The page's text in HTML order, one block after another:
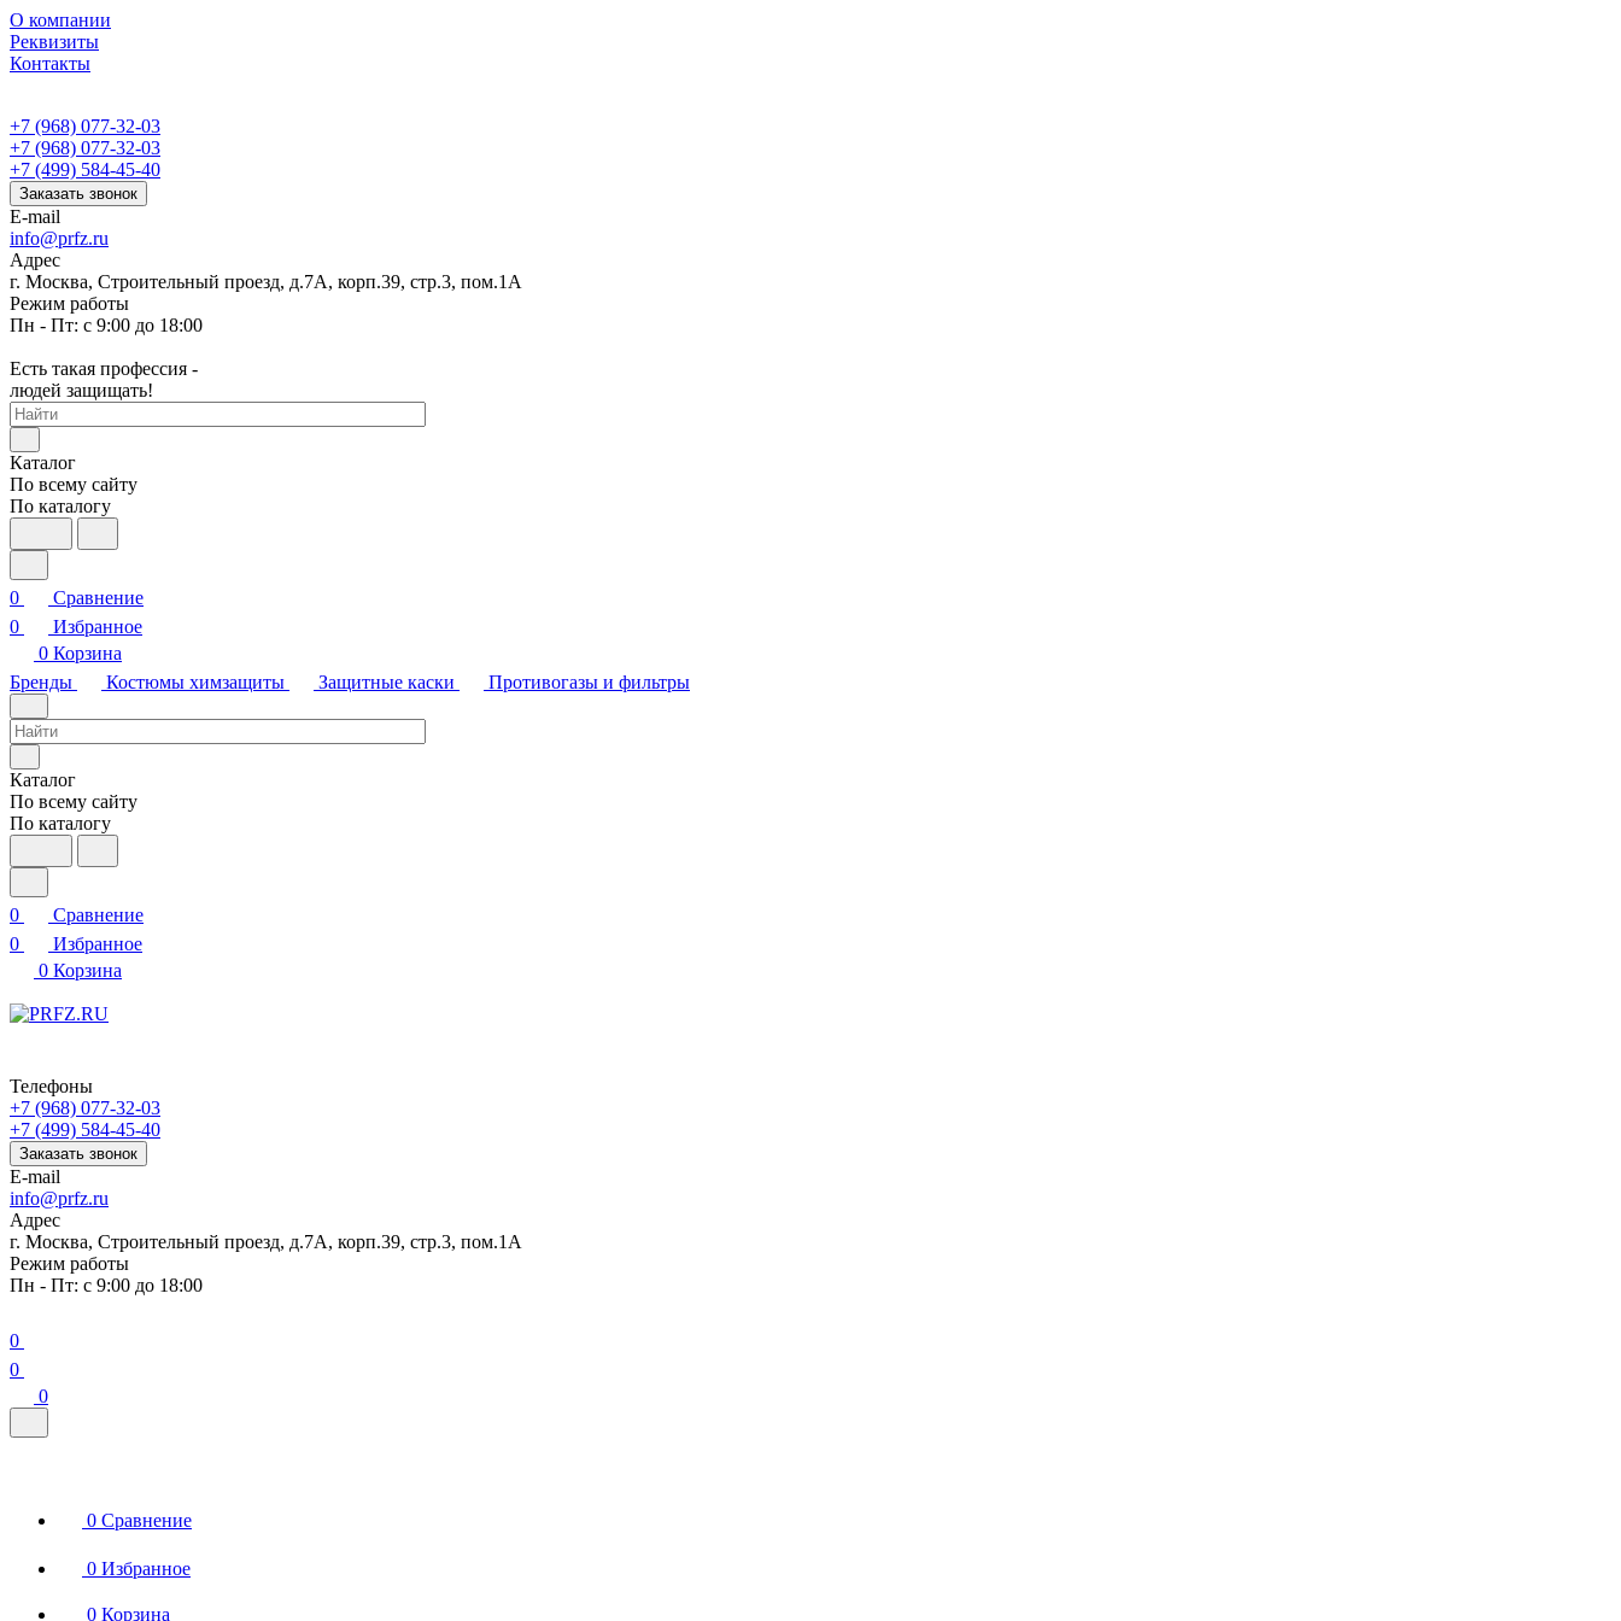
О компании
Реквизиты
Контакты
+7 (968) 077-32-03
+7 (968) 077-32-03
+7 (499) 584-45-40
Заказать звонок
E-mail
info@prfz.ru
Адрес
г. Москва, Строительный проезд, д.7А, корп.39, стр.3, пом.1А
Режим работы
Пн - Пт: с 9:00 до 18:00
Есть такая профессия -
людей защищать!
Каталог
По всему сайту
По каталогу
0
Сравнение
0
Избранное
0 Корзина
Бренды
Костюмы химзащиты Защитные каски Противогазы и фильтры
Каталог
По всему сайту
По каталогу
0
Сравнение
0
Избранное
0 Корзина
Телефоны
+7 (968) 077-32-03
+7 (499) 584-45-40
Заказать звонок
E-mail
info@prfz.ru
Адрес
г. Москва, Строительный проезд, д.7А, корп.39, стр.3, пом.1А
Режим работы
Пн - Пт: с 9:00 до 18:00
0
0
0
0 Сравнение
0 Избранное
0 Корзина